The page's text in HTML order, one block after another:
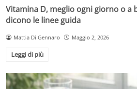
Vitamina D, meglio ogni giorno o a
dicono le linee guida
Mattia Di Gennaro Maggio 2, 2026
Leggi di più